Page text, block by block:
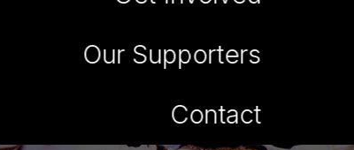
Our Supporters
Contact